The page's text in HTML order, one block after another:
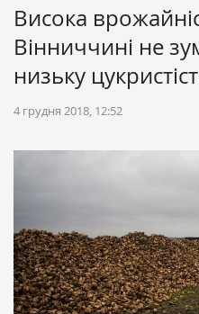
Висока
Вінниччині не
низьку
4 грудня 2018, 12:52